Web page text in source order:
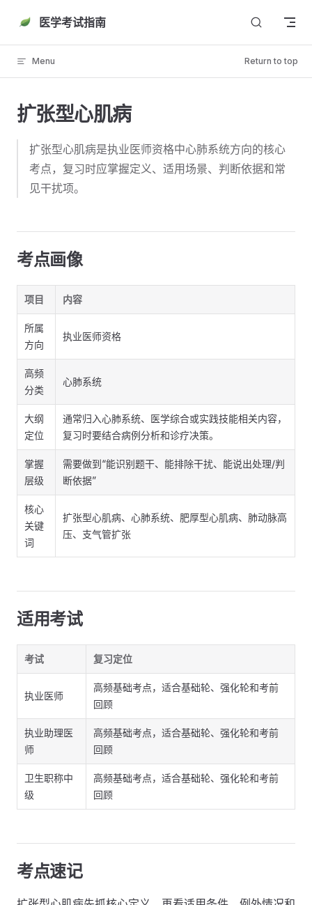
Skip to content
医学考试指南
Menu Return to top
扩张型心肌病
扩张型心肌病是执业医师资格中心肺系统方向的核心
考点，复习时应掌握定义、适用场景、判断依据和常
见干扰项。
考点画像
项目 内容
所属
方向
执业医师资格
高频
分类
心肺系统
大纲
定位
通常归入心肺系统、医学综合或实践技能相关内容，
复习时要结合病例分析和诊疗决策。
掌握
层级
需要做到“能识别题干、能排除干扰、能说出处理/判
断依据”
核心
关键
词
扩张型心肌病、心肺系统、肥厚型心肌病、肺动脉高
压、支气管扩张
适用考试
考试 复习定位
执业医师
高频基础考点，适合基础轮、强化轮和考前
回顾
执业助理医
师
高频基础考点，适合基础轮、强化轮和考前
回顾
卫生职称中
级
高频基础考点，适合基础轮、强化轮和考前
回顾
考点速记